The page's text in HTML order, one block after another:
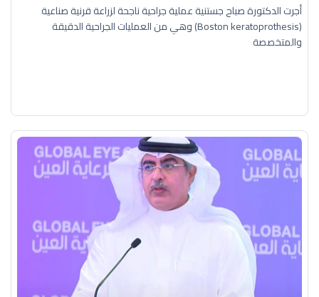
أجرت الدكتورة صباح جستنية عملية جراحية ناجحة لزراعة قرنية صناعية
(Boston keratoprothesis) وهي من العمليات الجراحية الدقيقة
والمتخصصة